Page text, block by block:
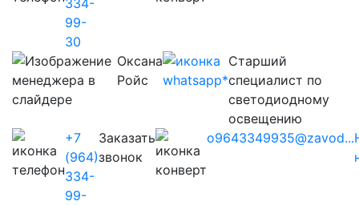
334-
99-
30
Оксана
Ройс
Старший
специалист по
светодиодному
освещению
+7
(964)
334-
99-
Заказать
звонок
o9643349935@zavod...